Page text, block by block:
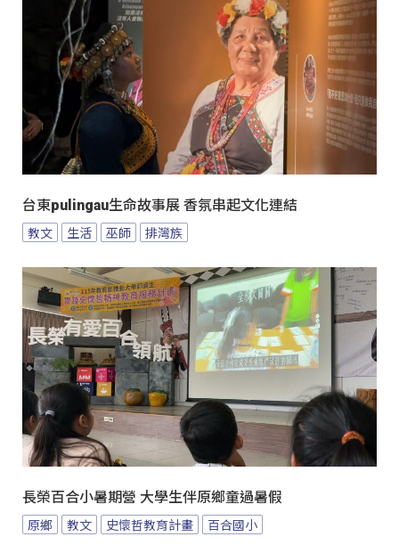
台東pulingau生命故事展 香氛串起文化連結
教文 生活 巫師 排灣族
長榮百合小暑期營 大學生伴原鄉童過暑假
原鄉 教文 史懷哲教育計畫 百合國小